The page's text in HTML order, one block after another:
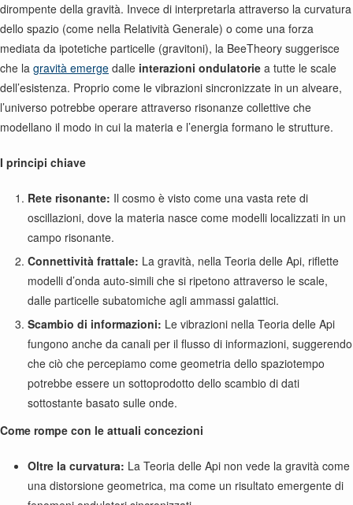
dirompente della gravità. Invece di interpretarla attraverso la curvatura
dello spazio (come nella Relatività Generale) o come una forza
mediata da ipotetiche particelle (gravitoni), la BeeTheory suggerisce
che la gravità emerge dalle interazioni ondulatorie a tutte le scale
dell’esistenza. Proprio come le vibrazioni sincronizzate in un alveare,
l’universo potrebbe operare attraverso risonanze collettive che
modellano il modo in cui la materia e l’energia formano le strutture.
I principi chiave
Rete risonante: Il cosmo è visto come una vasta rete di
oscillazioni, dove la materia nasce come modelli localizzati in un
campo risonante.
Connettività frattale: La gravità, nella Teoria delle Api, riflette
modelli d’onda auto-simili che si ripetono attraverso le scale,
dalle particelle subatomiche agli ammassi galattici.
Scambio di informazioni: Le vibrazioni nella Teoria delle Api
fungono anche da canali per il flusso di informazioni, suggerendo
che ciò che percepiamo come geometria dello spaziotempo
potrebbe essere un sottoprodotto dello scambio di dati
sottostante basato sulle onde.
Come rompe con le attuali concezioni
Oltre la curvatura: La Teoria delle Api non vede la gravità come
una distorsione geometrica, ma come un risultato emergente di